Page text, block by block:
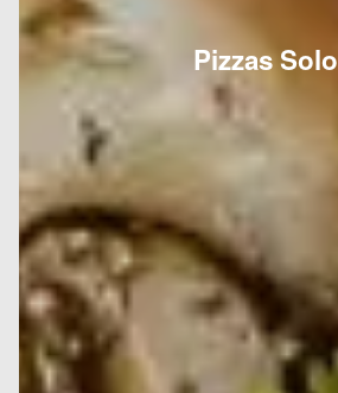
Pizzas Solo